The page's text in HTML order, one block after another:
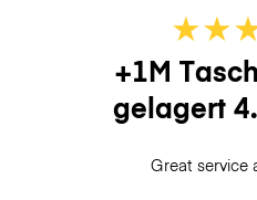
★★
+1M
gelagert
Great service